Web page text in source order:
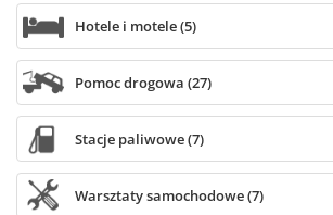
Hotele i motele (5)
Pomoc drogowa (27)
Stacje paliwowe (7)
Warsztaty samochodowe (7)